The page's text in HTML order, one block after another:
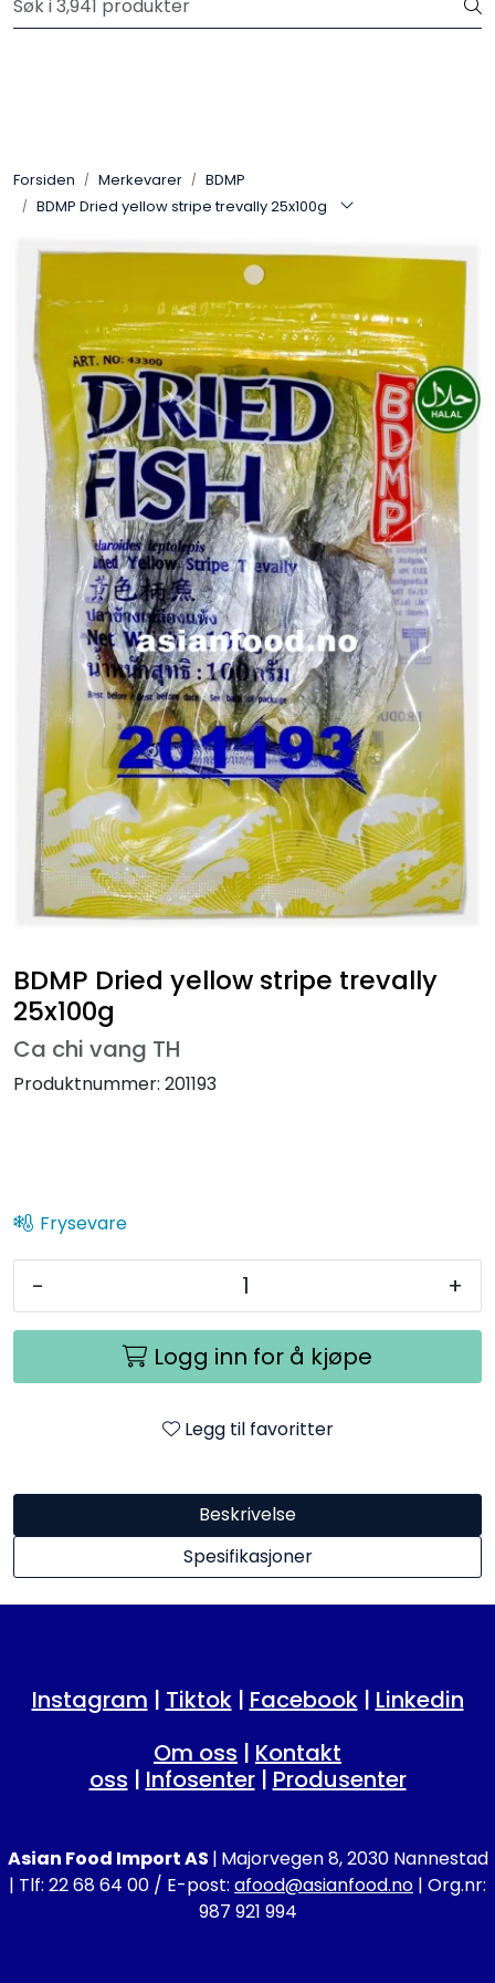
Skip to main content
Velkommen til vår nye nettbutikk! Trykk her for å lese mer
Forsiden Merkevarer
BDMP
BDMP Dried yellow stripe trevally 25x100g
BDMP Dried yellow stripe trevally
25x100g
Ca chi vang TH
Produktnummer: 201193
Frysevare
- +
Logg inn for å kjøpe
Legg til favoritter
Beskrivelse
Spesifikasjoner
Instagram | Tiktok| Facebook| Linkedin
Om oss | Kontakt
oss | Infosenter| Produsenter
Asian Food Import AS | Majorvegen 8, 2030 Nannestad
| Tlf: 22 68 64 00 / E-post: afood@asianfood.no | Org.nr:
987 921 994
Restaurantprodukter
Merkevarer